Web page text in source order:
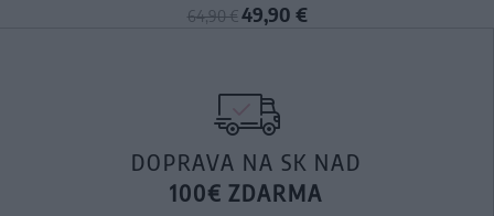
64,90 €49,90 €
DOPRAVA NA SK NAD
100€ ZDARMA